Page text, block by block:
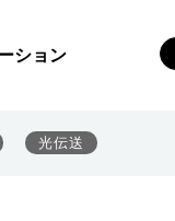
ション
光伝送